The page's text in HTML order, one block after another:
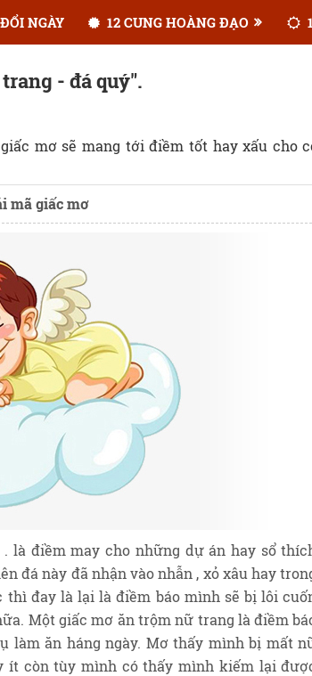
ĐỔI NGÀY 12 CUNG HOÀNG ĐẠO
- đá quý".
mơ sẽ mang tới điềm tốt hay xấu cho
mã giấc mơ
là điềm may cho những dự án hay sổ
đá này đã nhận vào nhẫn , xỏ xâu hay
đay là lại là điềm báo mình sẽ bị lôi
Một giấc mơ ăn trộm nữ trang là điềm
làm ăn háng ngày. Mơ thấy mình bị mất
ít còn tùy mình có thấy mình kiếm lại